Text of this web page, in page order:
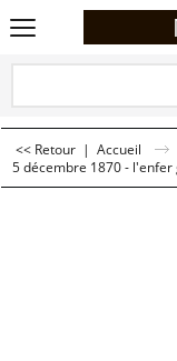
<< Retour | Accueil
5 décembre 1870 - l'enfer